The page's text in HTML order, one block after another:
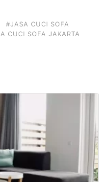
#JASA CUCI SOFA
CUCI SOFA JAKARTA